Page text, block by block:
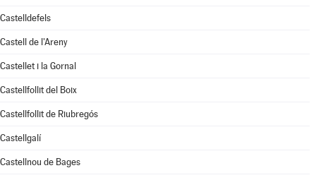
Castelldefels
Castell de l'Areny
Castellet i la Gornal
Castellfollit del Boix
Castellfollit de Riubregós
Castellgalí
Castellnou de Bages